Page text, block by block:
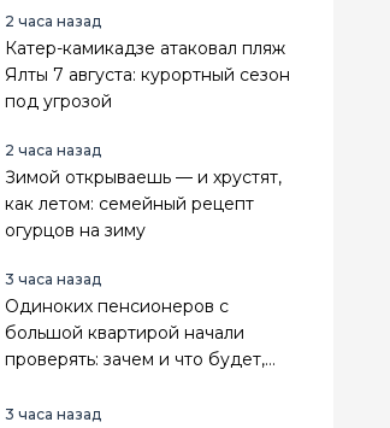
2 часа назад
Катер-камикадзе атаковал пляж
Ялты 7 августа: курортный сезон
под угрозой
2 часа назад
Зимой открываешь — и хрустят,
как летом: семейный рецепт
огурцов на зиму
3 часа назад
Одиноких пенсионеров с
большой квартирой начали
проверять: зачем и что будет,
3 часа назад